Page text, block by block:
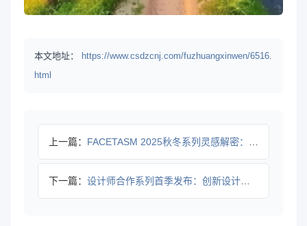
本文地址：
https://www.csdzcnj.com/fuzhuangxinwen/6516.
html
上一篇： FACETASM 2025秋冬系列灵感解密：尾道酒店如何诠释
下一篇： 设计师合作系列首季发布：创新设计如何融合功能与时尚？